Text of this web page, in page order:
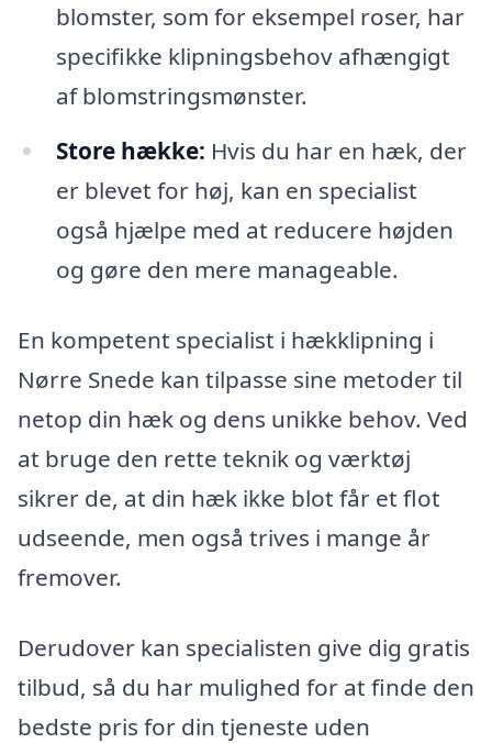
blomster, som for eksempel roser, har
specifikke klipningsbehov afhængigt
af blomstringsmønster.
Store hække: Hvis du har en hæk, der
er blevet for høj, kan en specialist
også hjælpe med at reducere højden
og gøre den mere manageable.
En kompetent specialist i hækklipning i
Nørre Snede kan tilpasse sine metoder til
netop din hæk og dens unikke behov. Ved
at bruge den rette teknik og værktøj
sikrer de, at din hæk ikke blot får et flot
udseende, men også trives i mange år
fremover.
Derudover kan specialisten give dig gratis
tilbud, så du har mulighed for at finde den
bedste pris for din tjeneste uden